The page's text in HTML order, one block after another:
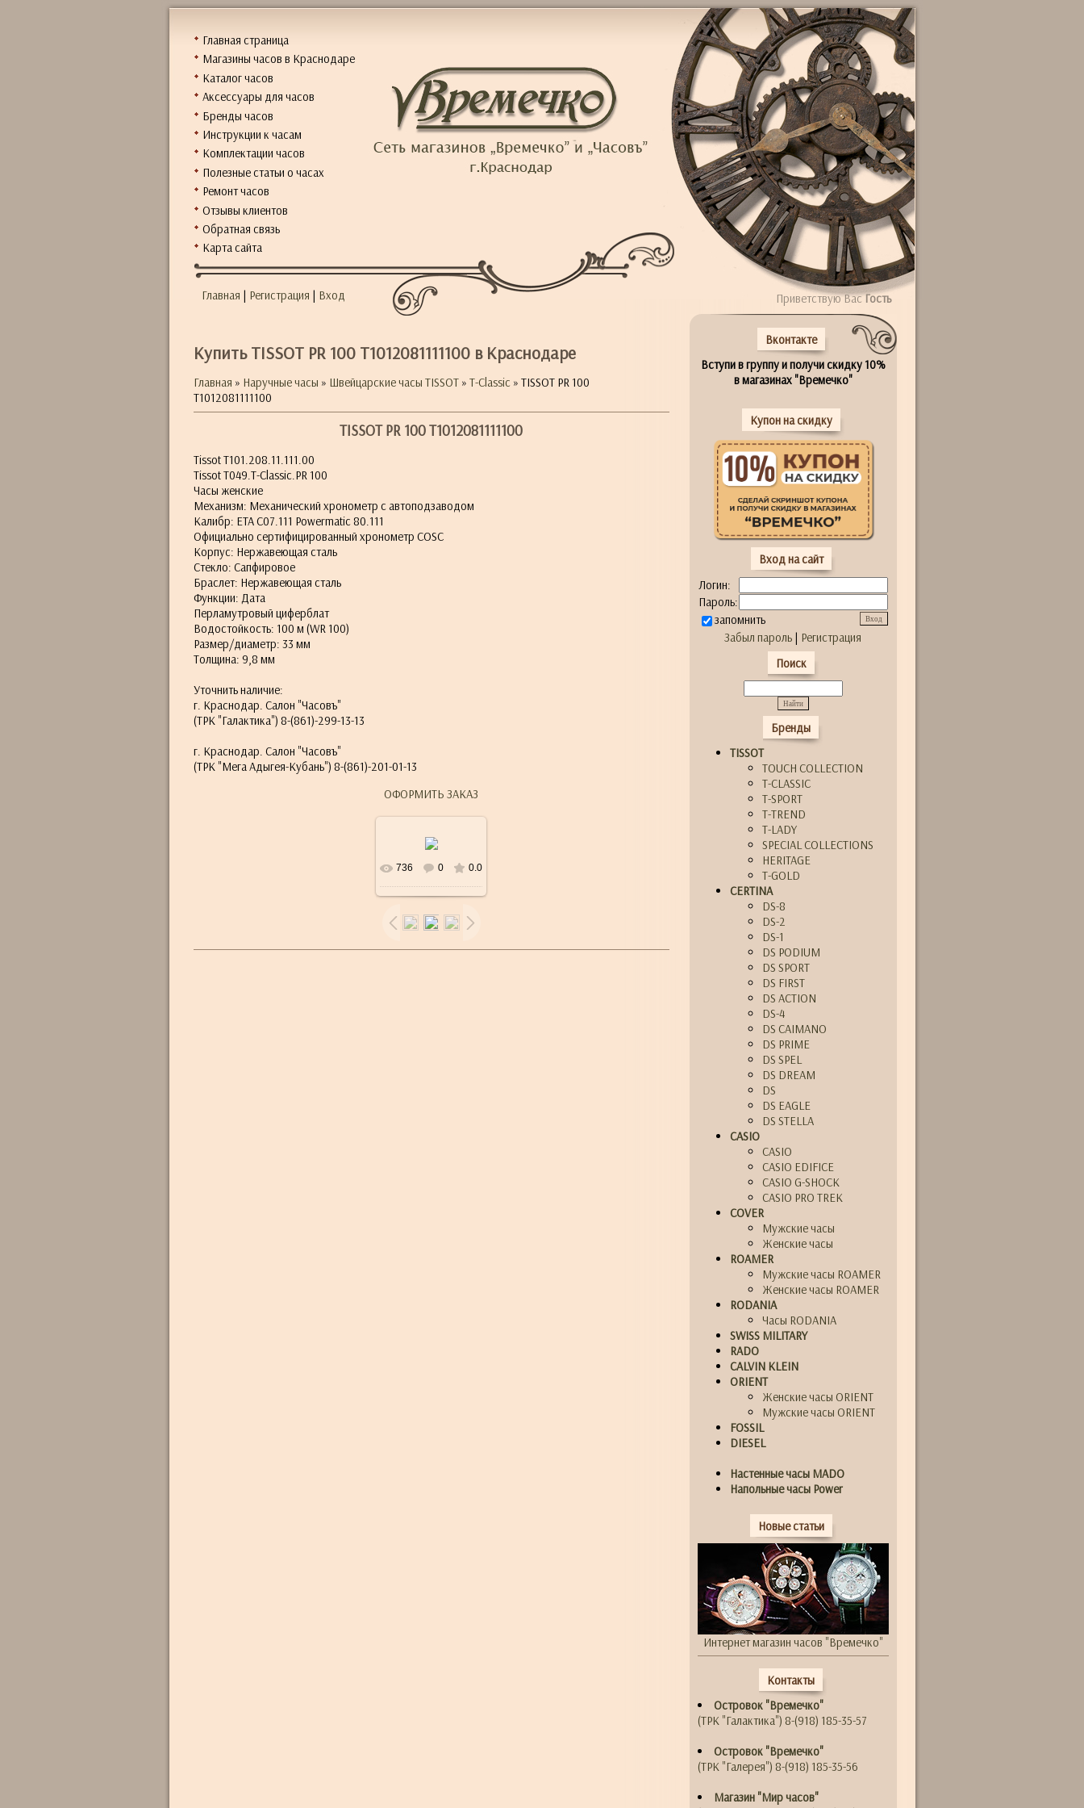
Главная страница
Магазины часов в Краснодаре
Каталог часов
Аксессуары для часов
Бренды часов
Инструкции к часам
Комплектации часов
Полезные статьи о часах
Ремонт часов
Отзывы клиентов
Обратная связь
Карта сайта
Главная | Регистрация | Вход
Купить TISSOT PR 100 T1012081111100 в Краснодаре
Главная » Наручные часы » Швейцарские часы TISSOT» T-Classic» TISSOT PR 100
T1012081111100
TISSOT PR 100 T1012081111100
Tissot T101.208.11.111.00
Tissot T049.T-Classic.PR 100
Часы женские
Механизм: Механический хронометр с автоподзаводом
Калибр: ETA C07.111 Powermatic 80.111
Официально сертифицированный хронометр COSC
Корпус: Нержавеющая сталь
Стекло: Сапфировое
Браслет: Нержавеющая сталь
Функции: Дата
Перламутровый циферблат
Водостойкость: 100 м (WR 100)
Размер/диаметр: 33 мм
Толщина: 9,8 мм
Уточнить наличие:
г. Краснодар. Салон "Часовъ"
(ТРК "Галактика") 8-(861)-299-13-13
г. Краснодар. Салон "Часовъ"
(ТРК "Мега Адыгея-Кубань") 8-(861)-201-01-13
ОФОРМИТЬ ЗАКАЗ
В реальном
101.5Kb
736 0 0.0
Приветствую ВасГость
Вконтакте
Вступи в группу и получи скидку 10%
в магазинах "Времечко"
Купон на скидку
Вход на сайт
Логин:
Пароль:
запомнить
Забыл пароль | Регистрация
Поиск
Бренды
TISSOT
TOUCH COLLECTION
T-CLASSIC
T-SPORT
T-TREND
T-LADY
SPECIAL COLLECTIONS
HERITAGE
T-GOLD
CERTINA
DS-8
DS-2
DS-1
DS PODIUM
DS SPORT
DS FIRST
DS ACTION
DS-4
DS CAIMANO
DS PRIME
DS SPEL
DS DREAM
DS
DS EAGLE
DS STELLA
CASIO
CASIO
CASIO EDIFICE
CASIO G-SHOCK
CASIO PRO TREK
COVER
Мужские часы
Женские часы
ROAMER
Мужские часы ROAMER
Женские часы ROAMER
RODANIA
Часы RODANIA
SWISS MILITARY
RADO
CALVIN KLEIN
ORIENT
Женские часы ORIENT
Мужские часы ORIENT
FOSSIL
DIESEL
Настенные часы MADO
Напольные часы Power
Новые статьи
Интернет магазин часов "Времечко"
Контакты
Островок "Времечко"
(ТРК "Галактика") 8-(918) 185-35-57
Островок "Времечко"
(ТРК "Галерея") 8-(918) 185-35-56
Магазин "Мир часов"